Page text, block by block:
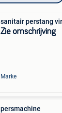
sanitair perstang
Zie omschrijving
Marke
persmachine